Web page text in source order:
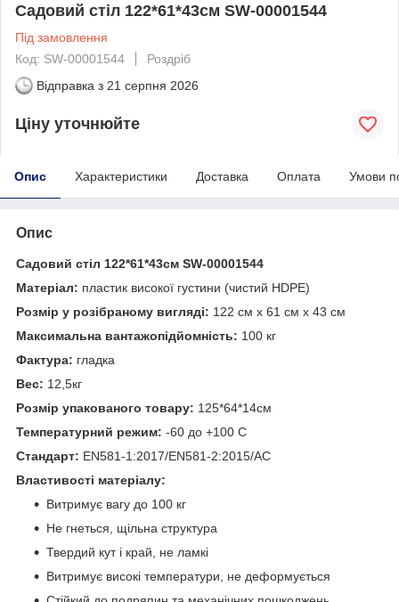
Садовий стіл 122*61*43см SW-00001544
Під замовлення
Код: SW-00001544
Роздріб
Відправка з 21 серпня 2026
Ціну уточнюйте
Опис Характеристики Доставка Оплата Умови
Опис
Садовий стіл 122*61*43см SW-00001544
Матеріал: пластик високої густини (чистий HDPE)
Розмір у розібраному вигляді: 122 см х 61 см х 43 см
Максимальна вантажопідйомність: 100 кг
Фактура: гладка
Вес: 12,5кг
Розмір упакованого товару: 125*64*14см
Температурний режим: -60 до +100 С
Стандарт: EN581-1:2017/EN581-2:2015/AC
Властивості матеріалу:
Витримує вагу до 100 кг
Не гнеться, щільна структура
Твердий кут і край, не ламкі
Витримує високі температури, не деформується